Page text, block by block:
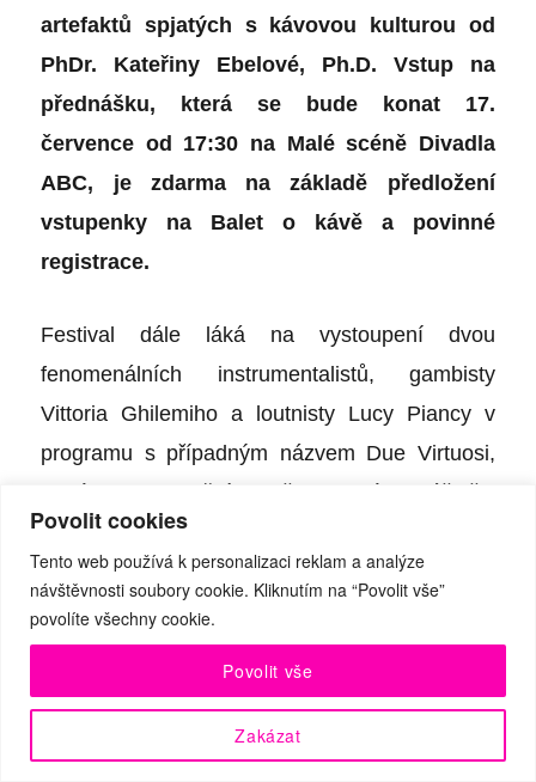
Povolit cookies
Tento web používá k personalizaci reklam a analýze
návštěvnosti soubory cookie. Kliknutím na “Povolit vše”
povolíte všechny cookie.
Zakázat
Povolit vše
artefaktů spjatých s kávovou kulturou od
PhDr. Kateřiny Ebelové, Ph.D. Vstup na
přednášku, která se bude konat 17.
července od 17:30 na Malé scéně Divadla
ABC, je zdarma na základě předložení
vstupenky na Balet o kávě a povinné
registrace.
Festival dále láká na vystoupení dvou
fenomenálních instrumentalistů, gambisty
Vittoria Ghilemiho a loutnisty Lucy Piancy v
programu s případným názvem Due Virtuosi,
nebo na večer s názvem
nádherném prostředí Zámku Troja, v jehož
průběhu budeme mít možnost okusit atmosféru
proslulých pařížských salonů 18. století.
PROGRAM: